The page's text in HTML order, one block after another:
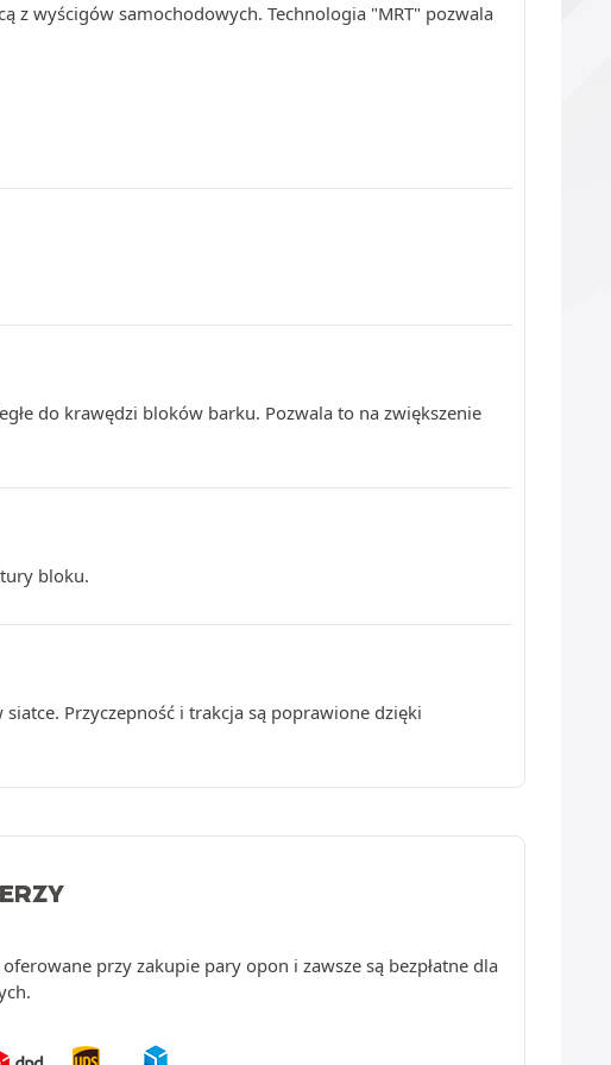
z wyścigów samochodowych. Technologia "MRT" pozwala
do krawędzi bloków barku. Pozwala to na zwiększenie
bloku.
Przyczepność i trakcja są poprawione dzięki
przy zakupie pary opon i zawsze są bezpłatne dla